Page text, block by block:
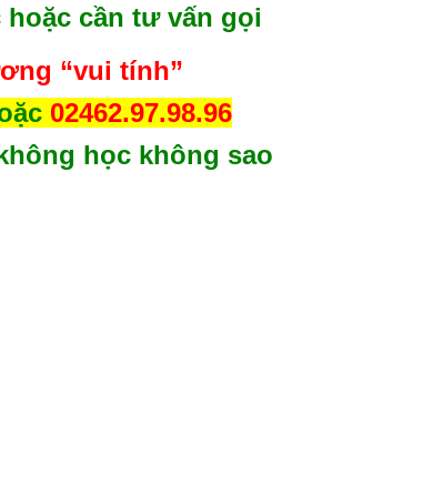
hoặc cần tư vấn gọi
“vui tính”
02462.97.98.96
học không sao